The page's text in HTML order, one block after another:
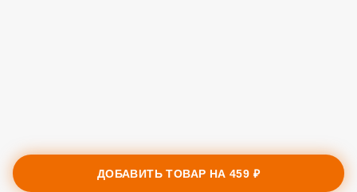
ДОБАВИТЬ ТОВАР НА459 ₽